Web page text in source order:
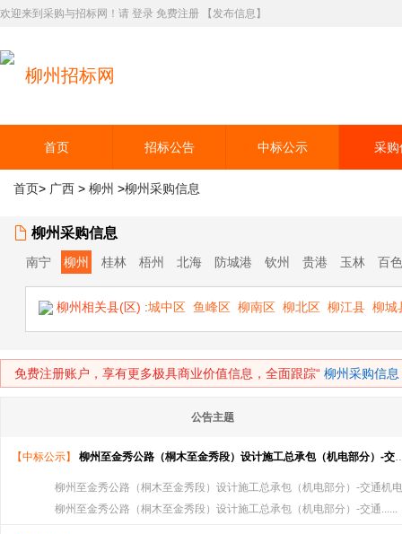
欢迎来到采购与招标网！请 登录 免费注册 【发布信息】
柳州招标网
首页 招标公告 中标公示 采购
首页> 广西 > 柳州 >柳州采购信息
柳州采购信息
南宁 柳州 桂林 梧州 北海 防城港 钦州 贵港 玉林 百色
柳州相关县(区) :城中区 鱼峰区 柳南区 柳北区 柳江县 柳城
免费注册账户，享有更多极具商业价值信息，全面跟踪“ 柳州采购信息
公告主题
【中标公示】 柳州至金秀公路（桐木至金秀段）设计施工总承包（机电部分）-交通机电设备-直流控制柜等设备--线缆结果公告
柳州至金秀公路（桐木至金秀段）设计施工总承包（机电部分）-交通机
柳州至金秀公路（桐木至金秀段）设计施工总承包（机电部分）-交通......